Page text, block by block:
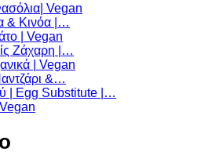
Vegan
& Κινόα |…
| Vegan
Ζάχαρη |…
| Vegan
&…
| Egg Substitute |…